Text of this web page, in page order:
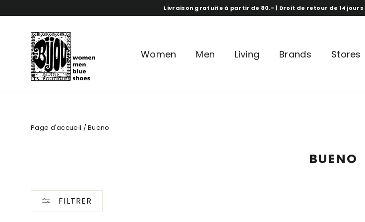
Livraison gratuite à partir de 80.– | Droit de retour de 14
Women Men Living Brands Stores
Page d'accueil /Bueno
BUENO
FILTRER